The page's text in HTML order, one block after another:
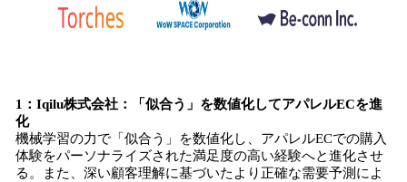
1：Iqilu株式会社：「似合う」を数値化してアパレルECを進
化
機械学習の力で「似合う」を数値化し、アパレルECでの購入
体験をパーソナライズされた満足度の高い経験へと進化させ
る。また、深い顧客理解に基づいたより正確な需要予測によ